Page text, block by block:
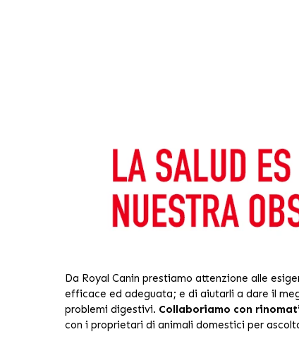
Da Royal Canin prestiamo attenzione alle
efficace ed adeguata; e di aiutarli a dare il
problemi digestivi. Collaboriamo con
con i proprietari di animali domestici per